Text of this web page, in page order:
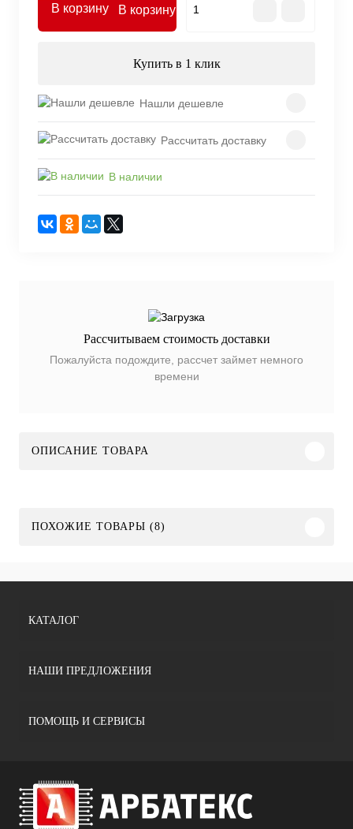
В корзину
Купить в 1 клик
Нашли дешевле
Рассчитать доставку
В наличии
Рассчитываем стоимость доставки
Пожалуйста подождите, рассчет займет немного
времени
ОПИСАНИЕ ТОВАРА
ПОХОЖИЕ ТОВАРЫ (8)
КАТАЛОГ
НАШИ ПРЕДЛОЖЕНИЯ
ПОМОЩЬ И СЕРВИСЫ